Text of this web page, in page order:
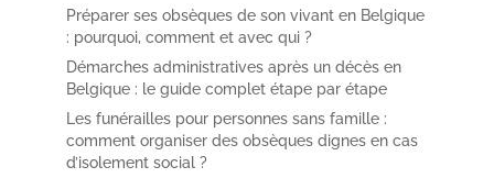
Préparer ses obsèques de son vivant en Belgique
: pourquoi, comment et avec qui ?
Démarches administratives après un décès en
Belgique : le guide complet étape par étape
Les funérailles pour personnes sans famille :
comment organiser des obsèques dignes en cas
d’isolement social ?